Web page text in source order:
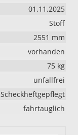
01.11.2025
Stoff
2551 mm
vorhanden
75 kg
unfallfrei
Scheckheftgepflegt
fahrtauglich